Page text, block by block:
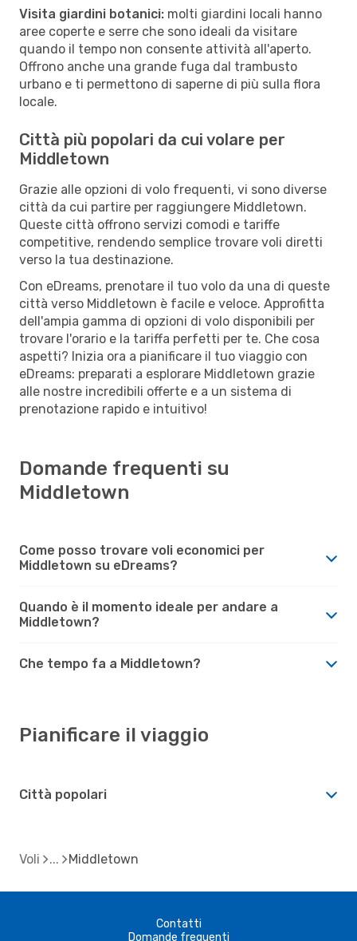
Visita giardini botanici: molti giardini locali hanno
aree coperte e serre che sono ideali da visitare
quando il tempo non consente attività all'aperto.
Offrono anche una grande fuga dal trambusto
urbano e ti permettono di saperne di più sulla flora
locale.
Città più popolari da cui volare per
Middletown
Grazie alle opzioni di volo frequenti, vi sono diverse
città da cui partire per raggiungere Middletown.
Queste città offrono servizi comodi e tariffe
competitive, rendendo semplice trovare voli diretti
verso la tua destinazione.
Con eDreams, prenotare il tuo volo da una di queste
città verso Middletown è facile e veloce. Approfitta
dell'ampia gamma di opzioni di volo disponibili per
trovare l'orario e la tariffa perfetti per te. Che cosa
aspetti? Inizia ora a pianificare il tuo viaggio con
eDreams: preparati a esplorare Middletown grazie
alle nostre incredibili offerte e a un sistema di
prenotazione rapido e intuitivo!
Domande frequenti su
Middletown
Come posso trovare voli economici per
Middletown su eDreams?
Quando è il momento ideale per andare a
Middletown?
Che tempo fa a Middletown?
Pianificare il viaggio
Città popolari
Voli Middletown
Contatti
Domande frequenti